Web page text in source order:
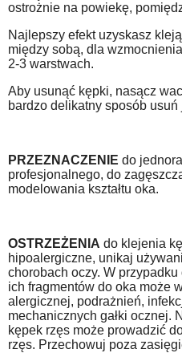
ostrożnie na powiekę,
Najlepszy efekt uzyskasz
między sobą, dla
2-3 warstwach.
Aby usunąć kępki, nasącz
bardzo delikatny sposób
PRZEZNACZENIE do
profesjonalnego, do
modelowania kształtu oka.
OSTRZEŻENIA do klejenia
hipoalergiczne, unikaj
chorobach oczy. W przypadku
ich fragmentów do oka może
alergicznej, podrażnień,
mechanicznych gałki ocznej.
kępek rzęs może prowadzić
rzęs. Przechowuj poza